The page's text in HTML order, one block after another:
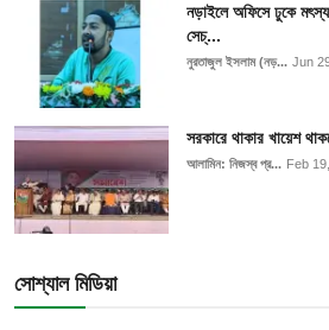
নড়াইলে অফিসে ঢুকে
সেচ্...
নুরতাজুল ইসলাম (নড়... Jun
সরকারে থাকার খায়েশ
আলামিন: নিজস্ব প্র... Feb
সোশ্যাল মিডিয়া